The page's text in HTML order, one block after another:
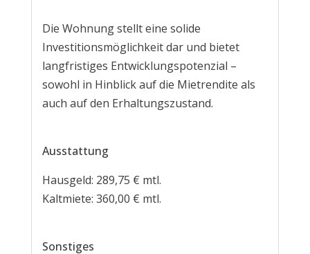
Die Wohnung stellt eine solide
Investitionsmöglichkeit dar und bietet
langfristiges Entwicklungspotenzial –
sowohl in Hinblick auf die Mietrendite als
auch auf den Erhaltungszustand.
Ausstattung
Hausgeld: 289,75 € mtl.
Kaltmiete: 360,00 € mtl.
Sonstiges